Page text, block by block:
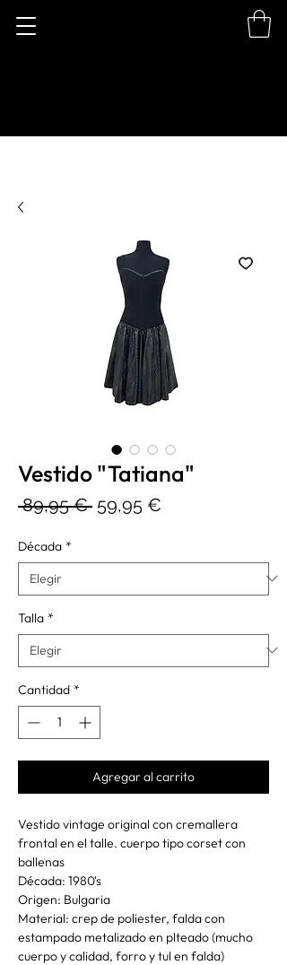
Vestido "Tatiana"
89,95 € Precio
59,95 €
Década *
Talla *
Cantidad *
Agregar al carrito
Vestido vintage original con cremallera
frontal en el talle. cuerpo tipo corset con
ballenas
Década: 1980's
Origen: Bulgaria
Material: crep de poliester, falda con
estampado metalizado en plteado (mucho
cuerpo y calidad, forro y tul en falda)